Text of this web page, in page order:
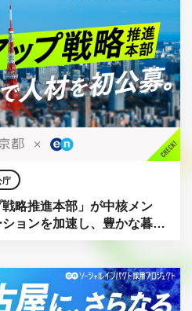
庁
略推進本部」が中核メン
ョンを加速し、豊かな暮ら